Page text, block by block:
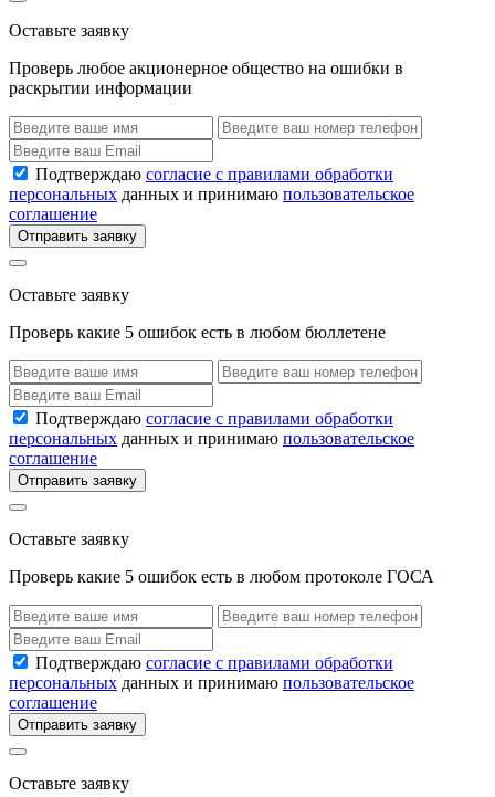
Оставьте заявку
Проверь любое акционерное общество на ошибки в
раскрытии информации
Подтверждаю согласие с правилами обработки
персональных данных и принимаю пользовательское
соглашение
Отправить заявку
Оставьте заявку
Проверь какие 5 ошибок есть в любом бюллетене
Подтверждаю согласие с правилами обработки
персональных данных и принимаю пользовательское
соглашение
Отправить заявку
Оставьте заявку
Проверь какие 5 ошибок есть в любом протоколе ГОСА
Подтверждаю согласие с правилами обработки
персональных данных и принимаю пользовательское
соглашение
Отправить заявку
Оставьте заявку